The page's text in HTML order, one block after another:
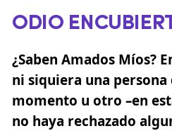
ODIO
¿Saben Amados Míos?
ni siquiera una persona
momento u otro –en
no haya rechazado